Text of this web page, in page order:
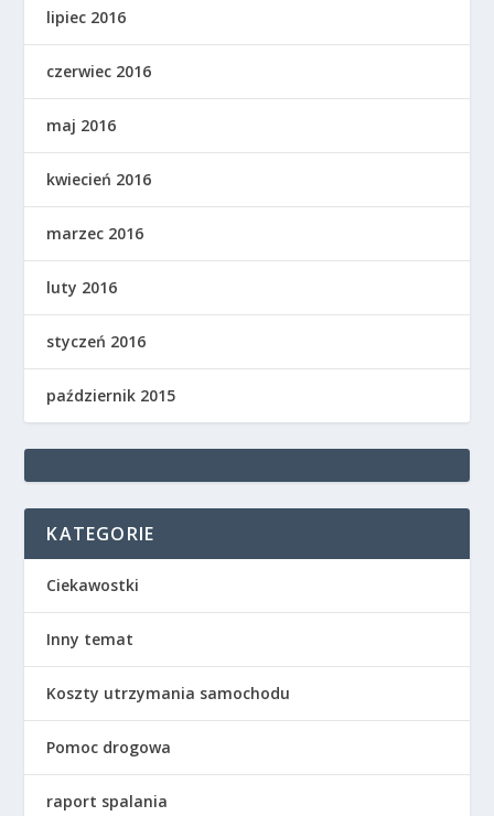
lipiec 2016
czerwiec 2016
maj 2016
kwiecień 2016
marzec 2016
luty 2016
styczeń 2016
październik 2015
KATEGORIE
Ciekawostki
Inny temat
Koszty utrzymania samochodu
Pomoc drogowa
raport spalania